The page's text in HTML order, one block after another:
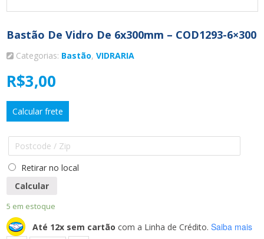
Bastão De Vidro De 6x300mm – COD1293-6×300
Categorias: Bastão, VIDRARIA
R$3,00
Calcular frete
Retirar no local
Calcular
5 em estoque
Até 12x sem cartão com a Linha de Crédito. Saiba mais